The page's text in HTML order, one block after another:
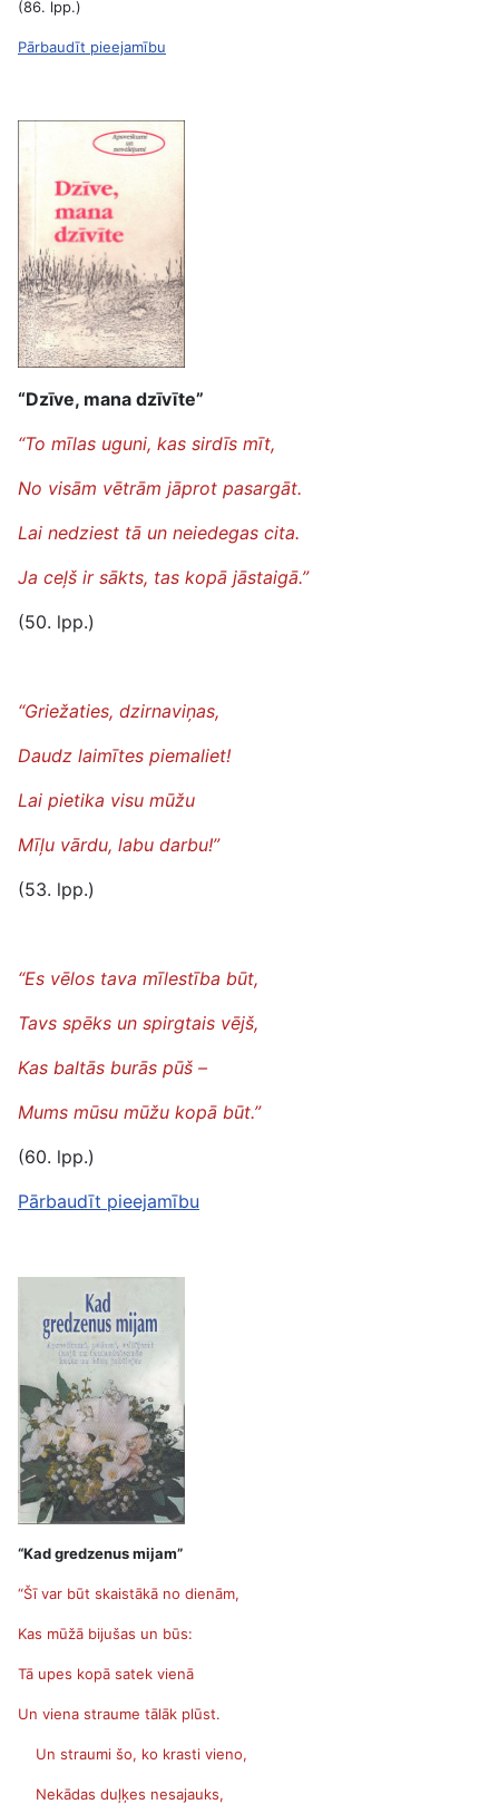
(86. lpp.)
Pārbaudīt pieejamību
“Dzīve, mana dzīvīte”
“To mīlas uguni, kas sirdīs mīt,
No visām vētrām jāprot pasargāt.
Lai nedziest tā un neiedegas cita.
Ja ceļš ir sākts, tas kopā jāstaigā.”
(50. lpp.)
“Griežaties, dzirnaviņas,
Daudz laimītes piemaliet!
Lai pietika visu mūžu
Mīļu vārdu, labu darbu!”
(53. lpp.)
“Es vēlos tava mīlestība būt,
Tavs spēks un spirgtais vējš,
Kas baltās burās pūš –
Mums mūsu mūžu kopā būt.”
(60. lpp.)
Pārbaudīt pieejamību
“Kad gredzenus mijam”
“Šī var būt skaistākā no dienām,
Kas mūžā bijušas un būs:
Tā upes kopā satek vienā
Un viena straume tālāk plūst.
Un straumi šo, ko krasti vieno,
Nekādas duļķes nesajauks,